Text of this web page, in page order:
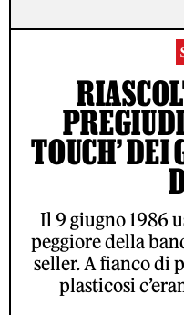
TOUCH’ DEI
Il 9 giugno 1986
peggiore della
seller. A fianco di
plasticosi